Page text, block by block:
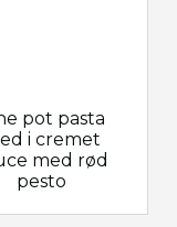
pot pasta
i cremet
med rød
pesto